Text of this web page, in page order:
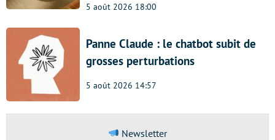
5 août 2026 18:00
Panne Claude : le chatbot subit de
grosses perturbations
5 août 2026 14:57
Newsletter